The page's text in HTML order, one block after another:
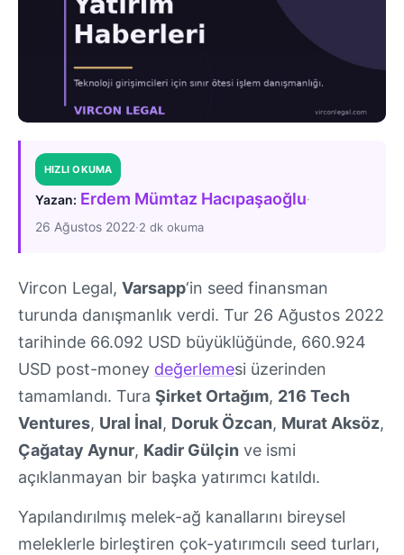
HIZLI OKUMA
Yazan: Erdem Mümtaz Hacıpaşaoğlu·
26 Ağustos 2022·2 dk okuma
Vircon Legal, Varsapp‘in seed finansman
turunda danışmanlık verdi. Tur 26 Ağustos 2022
tarihinde 66.092 USD büyüklüğünde, 660.924
USD post-money değerlemesi üzerinden
tamamlandı. Tura Şirket Ortağım, 216 Tech
Ventures, Ural İnal, Doruk Özcan, Murat Aksöz,
Çağatay Aynur, Kadir Gülçin ve ismi
açıklanmayan bir başka yatırımcı katıldı.
Yapılandırılmış melek-ağ kanallarını bireysel
meleklerle birleştiren çok-yatırımcılı seed turları,